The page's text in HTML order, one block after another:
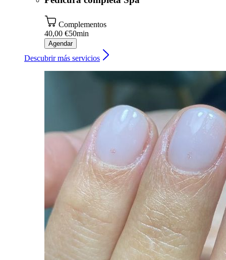
Complementos
40,00 €50min
Agendar
Descubrir más servicios